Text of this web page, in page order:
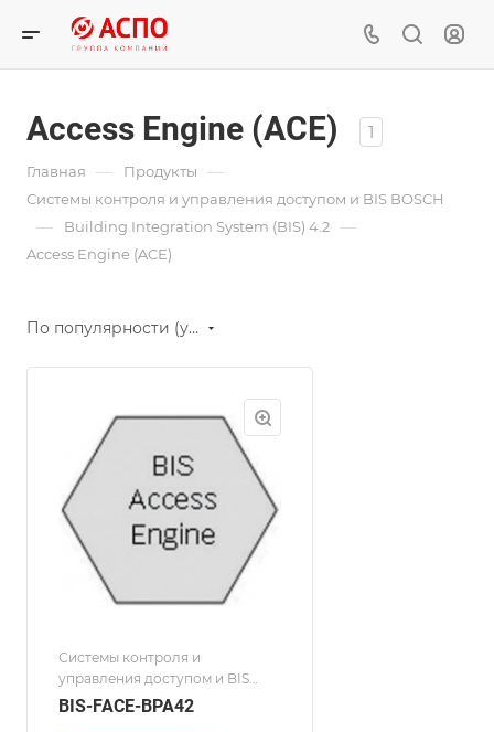
Access Engine (ACE) 1
Главная — Продукты —
Системы контроля и управления доступом и BIS BOSCH
— Building Integration System (BIS) 4.2 —
Access Engine (ACE)
По популярности (убывание)
Системы контроля и
управления доступом и BIS
BOSCH/Building Integration
BIS-FACE-BPA42